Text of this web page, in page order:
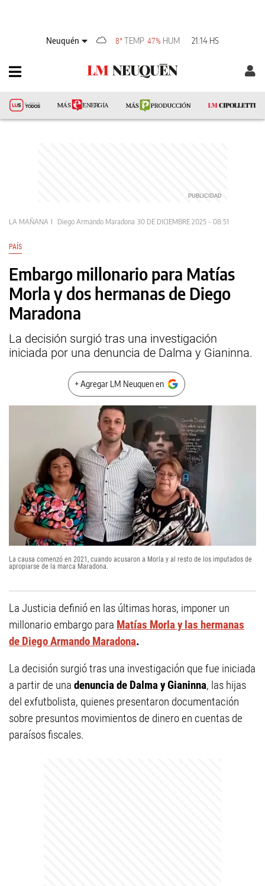
Neuquén 8° TEMP 47% HUM 21:14 HS
LA MAÑANA Diego Armando Maradona 30 DE DICIEMBRE 2025 - 08:51
PAÍS
Embargo millonario para Matías
Morla y dos hermanas de Diego
Maradona
La decisión surgió tras una investigación
iniciada por una denuncia de Dalma y Gianinna.
+ Agregar LM Neuquen en
La causa comenzó en 2021, cuando acusaron a Morla y al resto de los imputados de
apropiarse de la marca Maradona.
La Justicia definió en las últimas horas, imponer un
millonario embargo para Matías Morla y las hermanas
de Diego Armando Maradona.
La decisión surgió tras una investigación que fue iniciada
a partir de una denuncia de Dalma y Gianinna, las hijas
del exfutbolista, quienes presentaron documentación
sobre presuntos movimientos de dinero en cuentas de
paraísos fiscales.